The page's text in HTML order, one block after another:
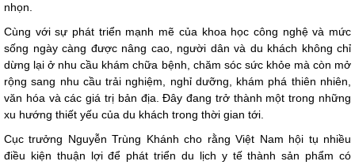
nhọn.
Cùng với sự phát triển mạnh mẽ của khoa học công nghệ và mức
sống ngày càng được nâng cao, người dân và du khách không chỉ
dừng lại ở nhu cầu khám chữa bệnh, chăm sóc sức khỏe mà còn mở
rộng sang nhu cầu trải nghiệm, nghỉ dưỡng, khám phá thiên nhiên,
văn hóa và các giá trị bản địa. Đây đang trở thành một trong những
xu hướng thiết yếu của du khách trong thời gian tới.
Cục trưởng Nguyễn Trùng Khánh cho rằng Việt Nam hội tụ nhiều
điều kiện thuận lợi để phát triển du lịch y tế thành sản phẩm có